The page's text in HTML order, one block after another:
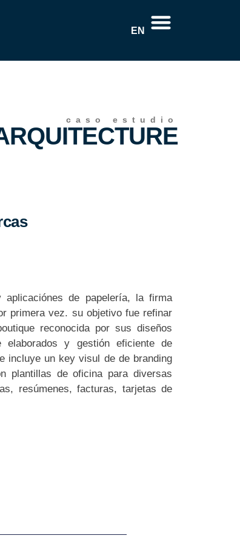
EN
caso estudio
de papelería, la firma
primera vez. su objetivo fue refinar
reconocida por sus diseños
elaborados y gestión eficiente de
incluye un key visul de de branding
plantillas de oficina para diversas
resúmenes, facturas, tarjetas de